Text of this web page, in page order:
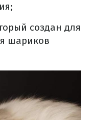
создан для
шариков